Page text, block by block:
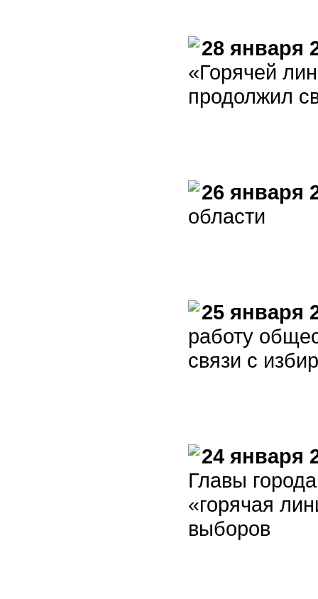
28 января
«Горячей
продолжил
26 января
области
25 января
работу
связи с
24 января
Главы
«горячая
выборов